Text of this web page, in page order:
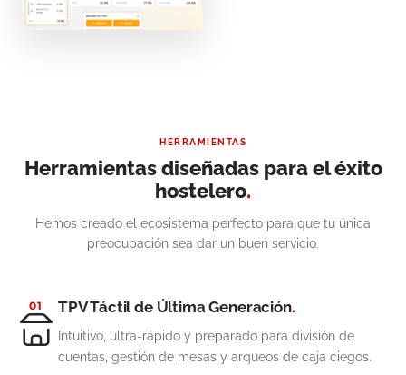
HERRAMIENTAS
Herramientas diseñadas para el éxito
hostelero.
Hemos creado el ecosistema perfecto para que tu única
preocupación sea dar un buen servicio.
01 TPV Táctil de Última Generación.
Intuitivo, ultra-rápido y preparado para división de
cuentas, gestión de mesas y arqueos de caja ciegos.